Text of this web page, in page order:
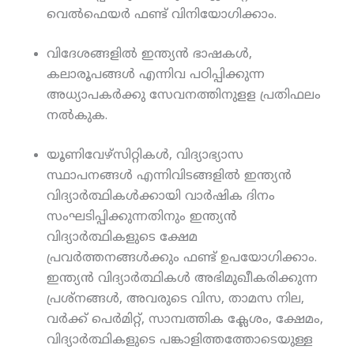
വെല്‍ഫെയര്‍ ഫണ്ട് വിനിയോഗിക്കാം.
വിദേശങ്ങളില്‍ ഇന്ത്യന്‍ ഭാഷകള്‍,
കലാരൂപങ്ങള്‍ എന്നിവ പഠിപ്പിക്കുന്ന
അധ്യാപകര്‍ക്കു സേവനത്തിനുളള പ്രതിഫലം
നല്‍കുക.
യൂണിവേഴ്‌സിറ്റികള്‍, വിദ്യാഭ്യാസ
സ്ഥാപനങ്ങള്‍ എന്നിവിടങ്ങളില്‍ ഇന്ത്യന്‍
വിദ്യാര്‍ത്ഥികള്‍ക്കായി വാര്‍ഷിക ദിനം
സംഘടിപ്പിക്കുന്നതിനും ഇന്ത്യന്‍
വിദ്യാര്‍ത്ഥികളുടെ ക്ഷേമ
പ്രവര്‍ത്തനങ്ങള്‍ക്കും ഫണ്ട് ഉപയോഗിക്കാം.
ഇന്ത്യന്‍ വിദ്യാര്‍ത്ഥികള്‍ അഭിമുഖീകരിക്കുന്ന
പ്രശ്‌നങ്ങള്‍, അവരുടെ വിസ, താമസ നില,
വര്‍ക്ക് പെര്‍മിറ്റ്, സാമ്പത്തിക ക്ലേശം, ക്ഷേമം,
വിദ്യാര്‍ത്ഥികളുടെ പങ്കാളിത്തത്തോടെയുള്ള